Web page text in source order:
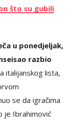
što su gubili
u ponedjeljak,
razbio
italijanskog lista,
se da igračima
je Ibrahimović